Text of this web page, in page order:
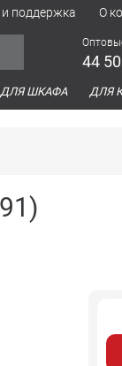
поддержка О
44
ДЛЯ ШКАФА ДЛЯ